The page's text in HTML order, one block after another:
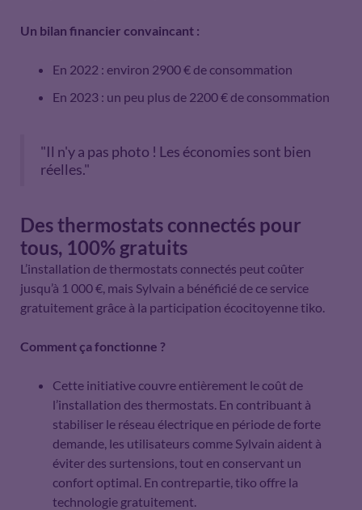
Un bilan financier convaincant :
En 2022 : environ 2900 € de consommation
En 2023 : un peu plus de 2200 € de consommation
"Il n'y a pas photo ! Les économies sont bien
réelles."
Des thermostats connectés pour
tous, 100% gratuits
L’installation de thermostats connectés peut coûter
jusqu’à 1 000 €, mais Sylvain a bénéficié de ce service
gratuitement grâce à la participation écocitoyenne tiko.
Comment ça fonctionne ?
Cette initiative couvre entièrement le coût de
l’installation des thermostats. En contribuant à
stabiliser le réseau électrique en période de forte
demande, les utilisateurs comme Sylvain aident à
éviter des surtensions, tout en conservant un
confort optimal. En contrepartie, tiko offre la
technologie gratuitement.